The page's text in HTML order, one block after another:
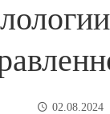
02.08.2024